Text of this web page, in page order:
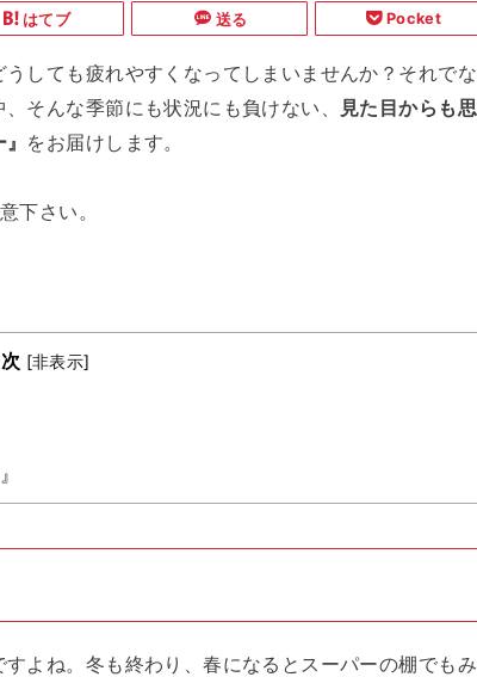
はてブ 送る Pocket
しても疲れやすくなってしまいませんか？それでな
そんな季節にも状況にも負けない、
見た目からも思
をお届けします。
下さい。
[非表示]
よね。冬も終わり、春になるとスーパーの棚でもみ